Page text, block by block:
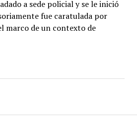
a sede policial y se le inició
fue caratulada por
marco de un contexto de